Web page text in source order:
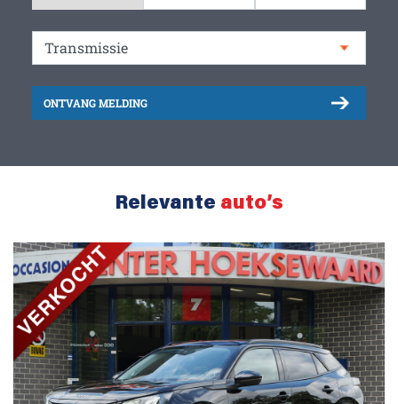
ONTVANG MELDING
Relevante auto’s